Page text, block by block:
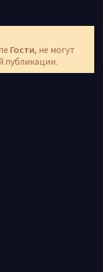
Гости, не могут
публикации.